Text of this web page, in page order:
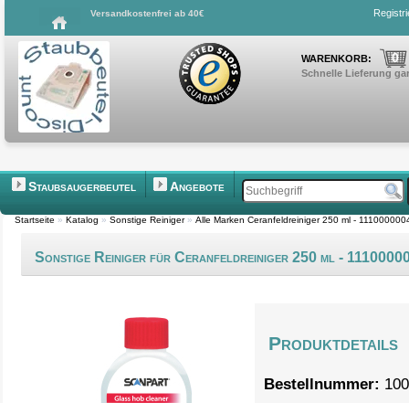
Versandkostenfrei ab 40€
WARENKORB: 0
Schnelle Lieferung
Staubsaugerbeutel Angebote
Startseite » Katalog » Sonstige Reiniger » Alle Marken Ceranfeldreiniger 250 ml -
Sonstige Reiniger für Ceranfeldreiniger 250 ml -
Produktdetails
Bestellnummer: